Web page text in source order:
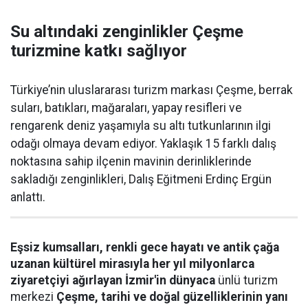
Su altındaki zenginlikler Çeşme
turizmine katkı sağlıyor
Türkiye’nin uluslararası turizm markası Çeşme, berrak
suları, batıkları, mağaraları, yapay resifleri ve
rengarenk deniz yaşamıyla su altı tutkunlarının ilgi
odağı olmaya devam ediyor. Yaklaşık 15 farklı dalış
noktasına sahip ilçenin mavinin derinliklerinde
sakladığı zenginlikleri, Dalış Eğitmeni Erdinç Ergün
anlattı.
Eşsiz kumsalları, renkli gece hayatı ve antik çağa
uzanan kültürel mirasıyla her yıl milyonlarca
ziyaretçiyi ağırlayan İzmir'in dünyaca ünlü turizm
merkezi Çeşme, tarihi ve doğal güzelliklerinin yanı